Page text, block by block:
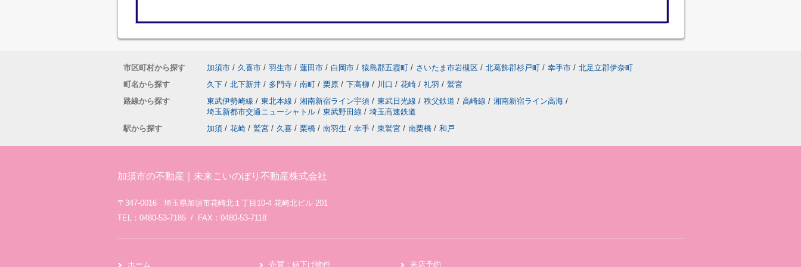
市区町村から探す 加須市 / 久喜市 / 羽生市 / 蓮田市 / 白岡市 / 猿島郡五霞町 / さいたま市岩槻区 / 北葛飾郡杉戸町 / 幸手市 / 北足立郡伊奈町
町名から探す
久下 / 北下新井 / 多門寺 / 南町 / 栗原 / 下高柳 / 川口 / 花崎 / 礼羽 / 鷲宮
路線から探す
東武伊勢崎線 / 東北本線 / 湘南新宿ライン宇須 / 東武日光線 / 秩父鉄道 / 高崎線 / 湘南新宿ライン高海 /
埼玉新都市交通ニューシャトル / 東武野田線 / 埼玉高速鉄道
駅から探す
加須 / 花崎 / 鷲宮 / 久喜 / 栗橋 / 南羽生 / 幸手 / 東鷲宮 / 南栗橋 / 和戸
加須市の不動産｜未来こいのぼり不動産株式会社
〒347-0016 埼玉県加須市花崎北１丁目10-4 花崎北ビル 201
TEL：0480-53-7185 / FAX：0480-53-7118
ホーム 売買：値下げ物件 来店予約